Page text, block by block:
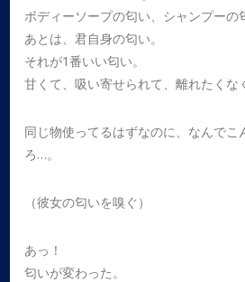
ボディーソープの匂い、シャンプーの
あとは、君自身の匂い。
それが1番いい匂い。
甘くて、吸い寄せられて、離れたくな
同じ物使ってるはずなのに、なんでこ
ろ…。
（彼女の匂いを嗅ぐ）
あっ！
匂いが変わった。